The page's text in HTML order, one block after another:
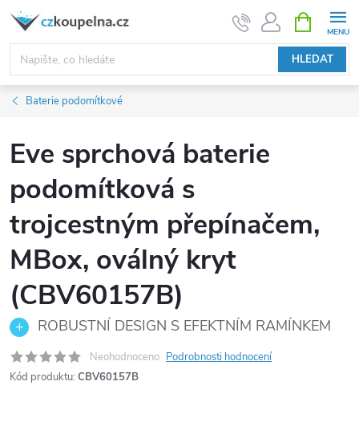
Přejít
obsah
HLEDAT
NÁKUPNÍ
KOŠÍK
Baterie podomítkové
Eve sprchová baterie
podomítková s
trojcestným přepínačem,
MBox, oválný kryt
(CBV60157B)
ROBUSTNÍ DESIGN S EFEKTNÍM RAMÍNKEM
Neohodnoceno Podrobnosti hodnocení
Kód produktu: CBV60157B